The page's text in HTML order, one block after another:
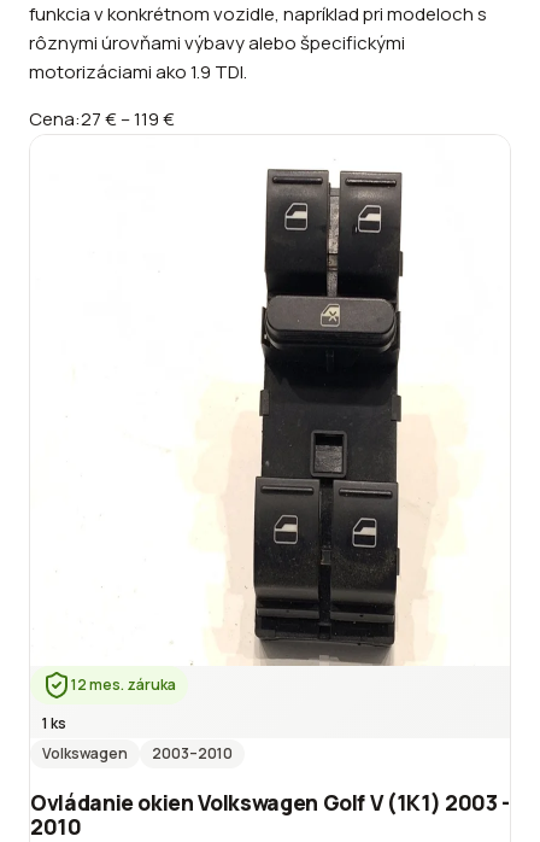
funkcia v konkrétnom vozidle, napríklad pri modeloch s
rôznymi úrovňami výbavy alebo špecifickými
motorizáciami ako 1.9 TDI.
Cena:27 €–119 €
12 mes. záruka
1 ks
Volkswagen
2003–2010
Ovládanie okien Volkswagen Golf V (1K1) 2003 -
2010